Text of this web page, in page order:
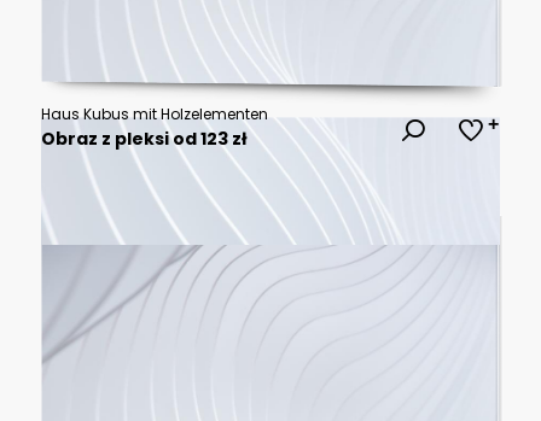
Haus Kubus mit Holzelementen
Obraz z pleksi od 123 zł